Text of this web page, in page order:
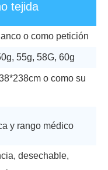
tejida
o como petición
55g, 58G, 60g
o como su
y rango médico
desechable,